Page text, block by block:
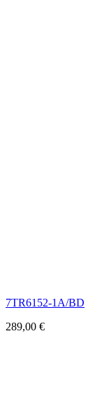
7TR6152-1A/BD
289,00 €